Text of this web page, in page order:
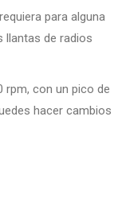
para alguna
llantas de radios
rpm, con un pico de
hacer cambios